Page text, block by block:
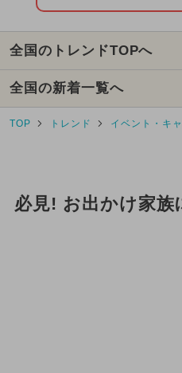
2025年3月のイベント
2024年12月のイベント
2025年9月のイベント
2024年11月のイベン
全国のトレンドTOPへ
全国の新着一覧へ
TOP トレンド イベント・キ
必見! お出かけ家族